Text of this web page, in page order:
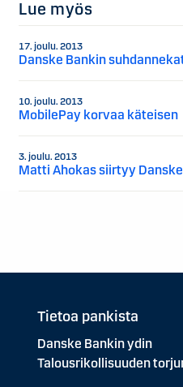
Lue myös
17. joulu. 2013
Danske Bankin
10. joulu. 2013
MobilePay korvaa käteisen
3. joulu. 2013
Matti Ahokas siirtyy
Tietoa pankista
Danske Bankin ydin
Talousrikollisuuden